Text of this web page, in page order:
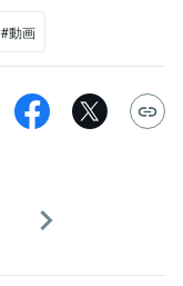
#動画